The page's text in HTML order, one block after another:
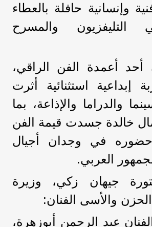
وإنسانية حافلة بالعطاء
التليفزيون والمسرح
أحد أعمدة الفن الراقي،
إبداعية استثنائية أثرت
والدراما والإذاعة، بما
خالدة جسدت قيمة الفن
في وجدان أجيال
العربي.
جيهان زكي، وزيرة
الحزن والأسى الفنان:
عبد الرحمن أبوزهرة،